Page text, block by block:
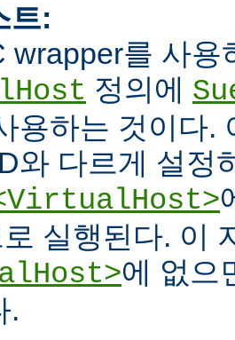
트:
wrapper를 사용
정의에
용하는 것이다.
와 다르게 설정
실행된다. 이
에 없으
.